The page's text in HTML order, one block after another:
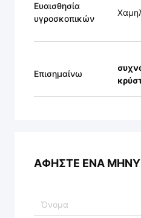
Ευαισθησία
υγροσκοπικών
Επισημαίνω
ΑΦΉΣΤΕ ΈΝΑ